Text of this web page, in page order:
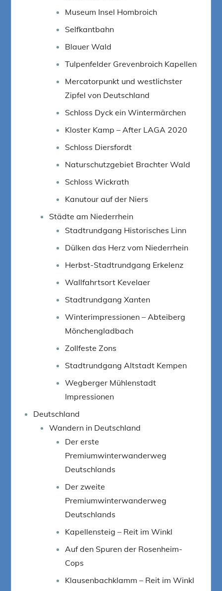
Museum Insel Hombroich
Selfkantbahn
Blauer Wald
Tulpenfelder Grevenbroich Kapellen
Mercatorpunkt und westlichster
Zipfel von Deutschland
Schloss Dyck ein Wintermärchen
Kloster Kamp – After LAGA 2020
Schloss Diersfordt
Naturschutzgebiet Brachter Wald
Schloss Wickrath
Kanutour auf der Niers
Städte am Niederrhein
Stadtrundgang Historisches Linn
Dülken das Herz vom Niederrhein
Herbst-Stadtrundgang Erkelenz
Wallfahrtsort Kevelaer
Stadtrundgang Xanten
Winterimpressionen – Abteiberg
Mönchengladbach
Zollfeste Zons
Stadtrundgang Altstadt Kempen
Wegberger Mühlenstadt
Impressionen
Deutschland
Wandern in Deutschland
Der erste
Premiumwinterwanderweg
Deutschlands
Der zweite
Premiumwinterwanderweg
Deutschlands
Kapellensteig – Reit im Winkl
Auf den Spuren der Rosenheim-
Cops
Klausenbachklamm – Reit im Winkl